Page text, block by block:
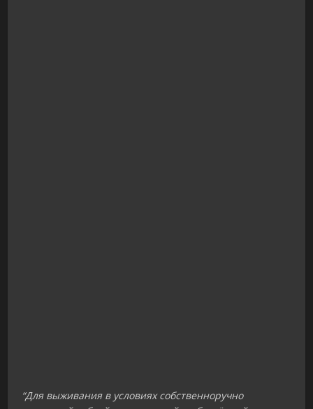
“Для выживания в условиях собственноручно